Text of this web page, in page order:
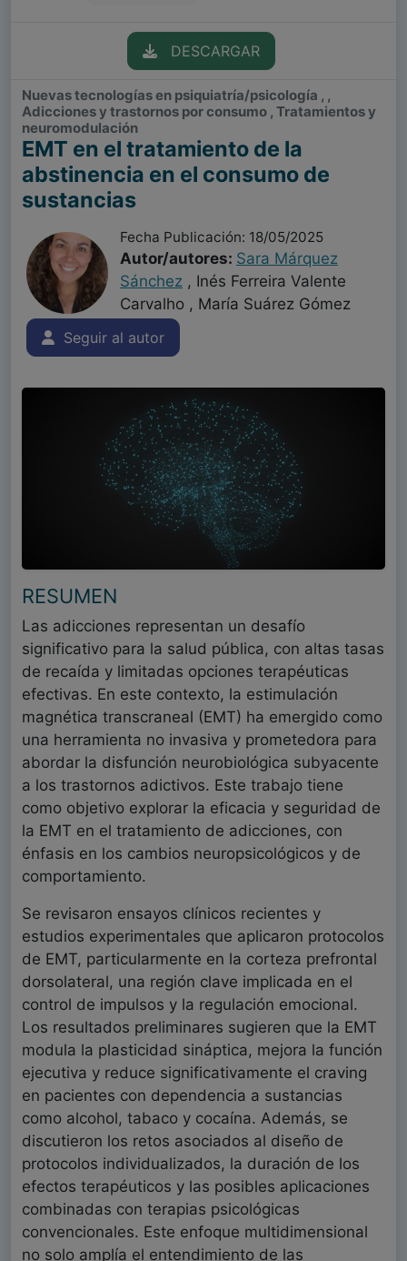
DESCARGAR
Nuevas tecnologías en psiquiatría/psicología , ,
Adicciones y trastornos por consumo , Tratamientos y
neuromodulación
EMT en el tratamiento de la
abstinencia en el consumo de
sustancias
Fecha Publicación: 18/05/2025
Autor/autores: Sara Márquez
Sánchez , Inés Ferreira Valente
Carvalho , María Suárez Gómez
Seguir al autor
RESUMEN
Las adicciones representan un desafío
significativo para la salud pública, con altas tasas
de recaída y limitadas opciones terapéuticas
efectivas. En este contexto, la estimulación
magnética transcraneal (EMT) ha emergido como
una herramienta no invasiva y prometedora para
abordar la disfunción neurobiológica subyacente
a los trastornos adictivos. Este trabajo tiene
como objetivo explorar la eficacia y seguridad de
la EMT en el tratamiento de adicciones, con
énfasis en los cambios neuropsicológicos y de
comportamiento.
Se revisaron ensayos clínicos recientes y
estudios experimentales que aplicaron protocolos
de EMT, particularmente en la corteza prefrontal
dorsolateral, una región clave implicada en el
control de impulsos y la regulación emocional.
Los resultados preliminares sugieren que la EMT
modula la plasticidad sináptica, mejora la función
ejecutiva y reduce significativamente el craving
en pacientes con dependencia a sustancias
como alcohol, tabaco y cocaína. Además, se
discutieron los retos asociados al diseño de
protocolos individualizados, la duración de los
efectos terapéuticos y las posibles aplicaciones
combinadas con terapias psicológicas
convencionales. Este enfoque multidimensional
no solo amplía el entendimiento de las